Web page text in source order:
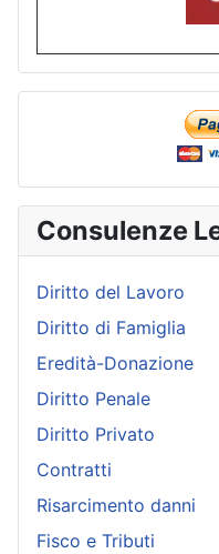
Consulenze
Diritto del Lavoro
Diritto di Famiglia
Eredità-Donazione
Diritto Penale
Diritto Privato
Contratti
Risarcimento danni
Fisco e Tributi